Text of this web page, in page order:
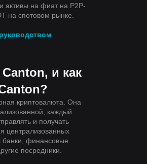
активы на фиат на P2P-
на спотовом рынке.
и как
криптовалюта. Она
каждый
и получать
централизованных
банки, финансовые
посредники.